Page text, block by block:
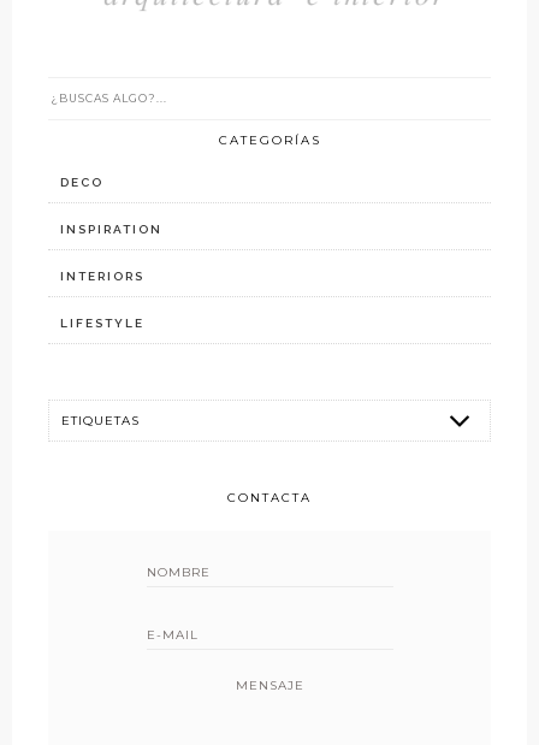
CATEGORÍAS
DECO
INSPIRATION
INTERIORS
LIFESTYLE
CONTACTA
MENSAJE